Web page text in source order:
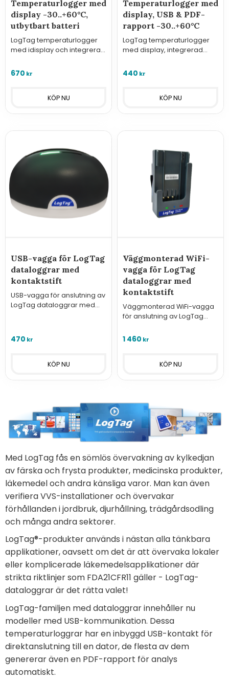
Temperaturlogger med
display -30..+60°C,
utbytbart batteri
LogTag temperaturlogger
med idisplay och integrerad
utbytbart batteri.
670 kr
Temperaturlogger med
display, USB & PDF-
rapport -30..+60°C
LogTag temperaturlogger
med display, integrerad
PDF-rapport för -30..+60°C
440 kr
USB-vagga för LogTag
dataloggrar med
kontaktstift
USB-vagga för anslutning av
LogTag dataloggrar med
hantering av många
dataloggrar.
470 kr
Väggmonterad WiFi-
vagga för LogTag
dataloggrar med
kontaktstift
Väggmonterad WiFi-vagga
för anslutning av LogTag
till trådlöst nätverk för
1 460 kr
Med LogTag fås en sömlös övervakning av kylkedjan
av färska och frysta produkter, medicinska produkter,
läkemedel och andra känsliga varor. Man kan även
verifiera VVS-installationer och övervakar
förhållanden i jordbruk, djurhållning, trädgårdsodling
och många andra sektorer.
LogTag®-produkter används i nästan alla tänkbara
applikationer, oavsett om det är att övervaka lokaler
eller komplicerade läkemedelsapplikationer där
strikta riktlinjer som FDA21CFR11 gäller - LogTag-
dataloggrar är det rätta valet!
LogTag-familjen med dataloggrar innehåller nu
modeller med USB-kommunikation. Dessa
temperaturloggrar har en inbyggd USB-kontakt för
direktanslutning till en dator, de flesta av dem
genererar även en PDF-rapport för analys
automatiskt.